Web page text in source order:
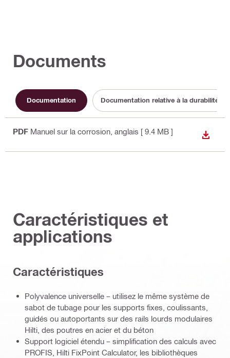
Documents
Documentation Documentation relative à la durabilité
PDF Manuel sur la corrosion , anglais [ 9.4 MB ]
Caractéristiques et
applications
Caractéristiques
Polyvalence universelle – utilisez le même système de
sabot de tubage pour les supports fixes, coulissants,
guidés ou autoportants sur des rails lourds modulaires
Hilti, des poutres en acier et du béton
Support logiciel étendu – simplification des calculs avec
PROFIS, Hilti FixPoint Calculator, les bibliothèques